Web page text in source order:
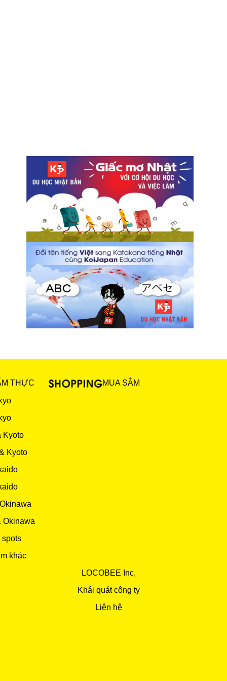
THỰC
Kyoto
Kyoto
Okinawa
spots
khác
MUA SẮM
LOCOBEE Inc,
Khái quát công ty
Liên hệ